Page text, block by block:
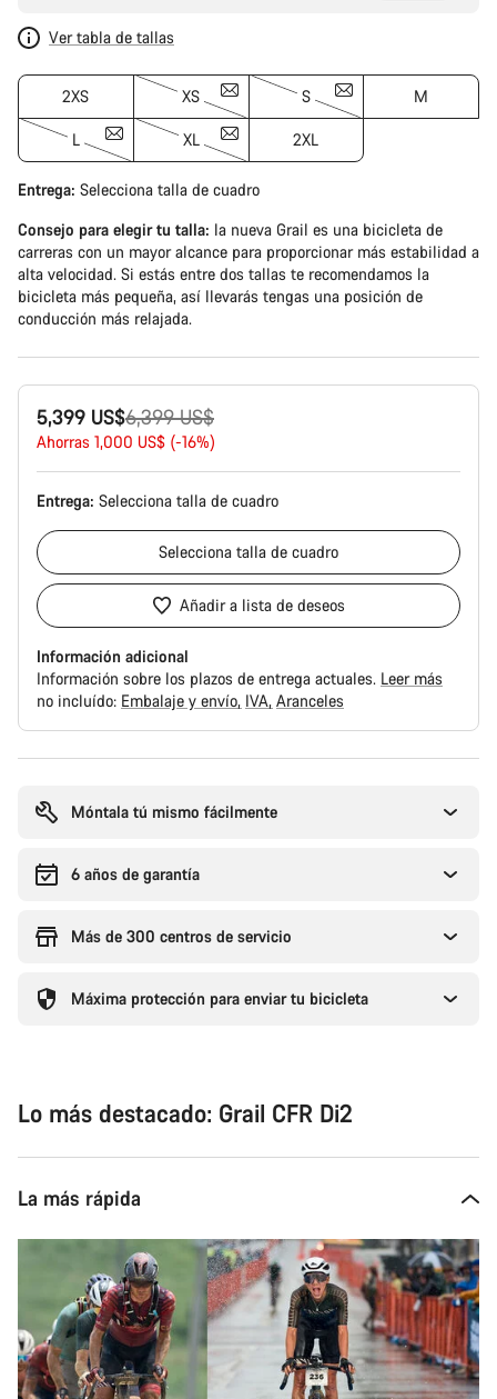
Ver tabla de tallas
2XS XS S M
L XL 2XL
Entrega: Selecciona talla de cuadro
Consejo para elegir tu talla: la nueva Grail es una bicicleta de
carreras con un mayor alcance para proporcionar más estabilidad a
alta velocidad. Si estás entre dos tallas te recomendamos la
bicicleta más pequeña, así llevarás tengas una posición de
conducción más relajada.
5,399 US$
Precio
original
6,399 US$
Ahorras 1,000 US$ (-16%)
Entrega: Selecciona talla de cuadro
Selecciona talla de cuadro
Añadir a lista de deseos
Información adicional
Información sobre los plazos de entrega actuales. Leer más
no incluído: Embalaje y envío IVA Aranceles
compra
Móntala tú mismo fácilmente
6 años de garantía
Más de 300 centros de servicio
Máxima protección para enviar tu bicicleta
Lo más destacado: Grail CFR Di2
La más rápida